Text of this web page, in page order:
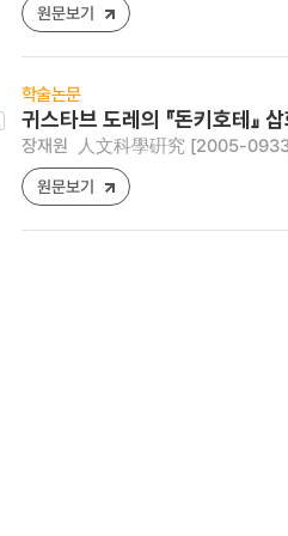
원문보기
학술논문
귀스타브 도레의 『돈키호테』
장재원 人文科學硏究 [2005-
원문보기